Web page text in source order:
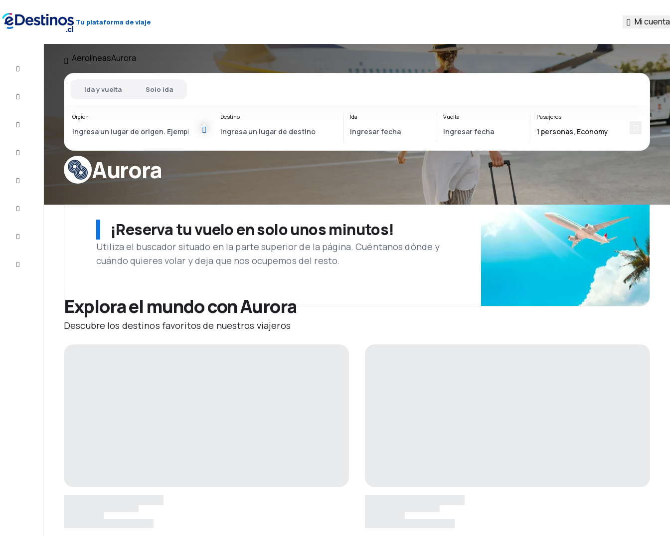
Tu plataforma de viaje Mi cuenta
Completa
AerolíneasAurora
Aurora
Ida y vuelta Solo ida
Orgien Destino Ida Vuelta Pasajeros
¡Reserva tu vuelo en solo unos minutos!
Utiliza el buscador situado en la parte superior de la página. Cuéntanos dónde y
cuándo quieres volar y deja que nos ocupemos del resto.
Explora el mundo con Aurora
Descubre los destinos favoritos de nuestros viajeros